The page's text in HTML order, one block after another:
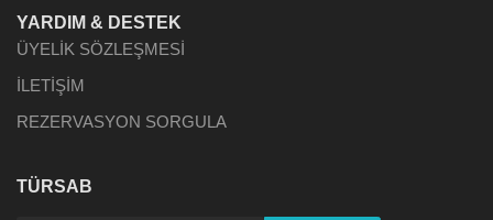
YARDIM & DESTEK
ÜYELİK SÖZLEŞMESİ
İLETİŞİM
REZERVASYON SORGULA
TÜRSAB